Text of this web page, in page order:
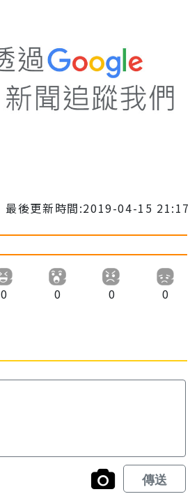
最後更新時間:2019-04-15 21:17
0 0 0 0